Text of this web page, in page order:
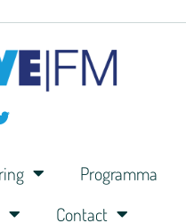
Programma
Contact